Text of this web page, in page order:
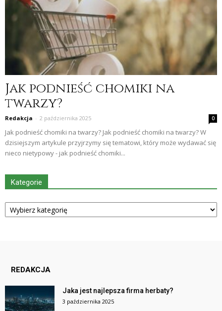
Jak podnieść chomiki na
twarzy?
Redakcja - 2 października 2025 0
Jak podnieść chomiki na twarzy? Jak podnieść chomiki na twarzy? W
dzisiejszym artykule przyjrzymy się tematowi, który może wydawać się
nieco nietypowy - jak podnieść chomiki...
Kategorie
Kategorie
REDAKCJA
Jaka jest najlepsza firma herbaty?
3 października 2025